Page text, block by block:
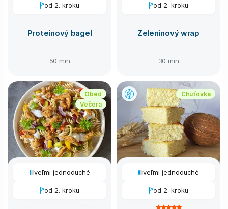
od 2. kroku
Proteínový bagel
50 min
od 2. kroku
Zeleninový wrap
30 min
Obed
Večera
veľmi jednoduché
od 2. kroku
Chuťovka
veľmi jednoduché
od 2. kroku